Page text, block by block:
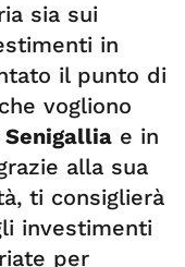
sia sui
in
il punto di
vogliono
e in
alla sua
ti consiglierà
investimenti
per